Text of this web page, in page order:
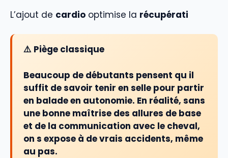
L’ajout de cardio optimise la récupérati
⚠️ Piège classique
Beaucoup de débutants pensent qu il
suffit de savoir tenir en selle pour partir
en balade en autonomie. En réalité, sans
une bonne maîtrise des allures de base
et de la communication avec le cheval,
on s expose à de vrais accidents, même
au pas.